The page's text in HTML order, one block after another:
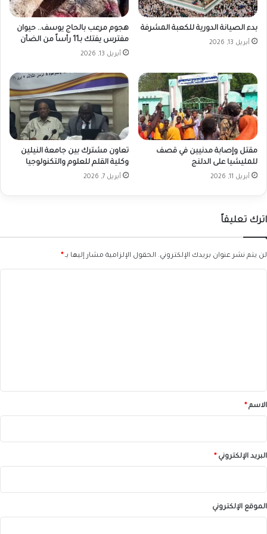
بدء الصيانة الدورية للكعبة المشرفة
أبريل 13, 2026
هجوم مرعب بالحاج يوسف.. حيوان
مفترس يفتك بـ11 رأساً من الضأن
أبريل 13, 2026
مقتل وإصابة مدنيين في قصف
للمليشيا على الدلنج
أبريل 11, 2026
تعاون مشترك بين جامعة النيلين
وكلية القلم للعلوم والتكنولوجيا
أبريل 7, 2026
اترك تعليقاً
لن يتم نشر عنوان بريدك الإلكتروني. الحقول الإلزامية مشار إليها بـ*
*الاسم*
البريد الإلكتروني*
الموقع الإلكتروني